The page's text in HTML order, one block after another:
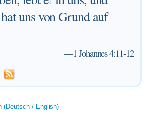
uns von Grund auf
—1 Johannes 4:11-12
(Deutsch / English)